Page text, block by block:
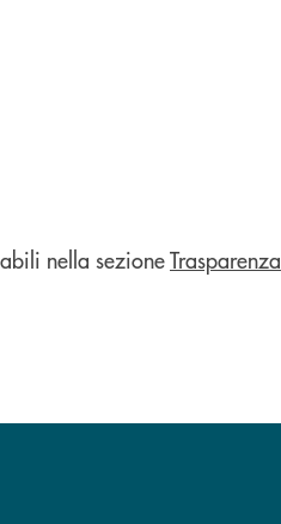
nella sezioneTrasparenza